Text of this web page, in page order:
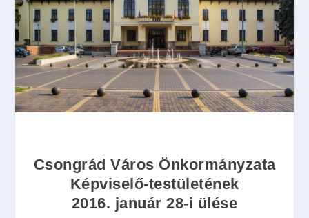
Csongrád Város Önkormányzata
Képviselő-testületének
2016. január 28-i ülése